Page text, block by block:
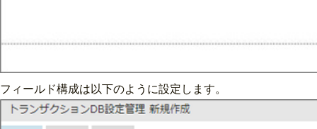
フィールド構成は以下のように設定します。